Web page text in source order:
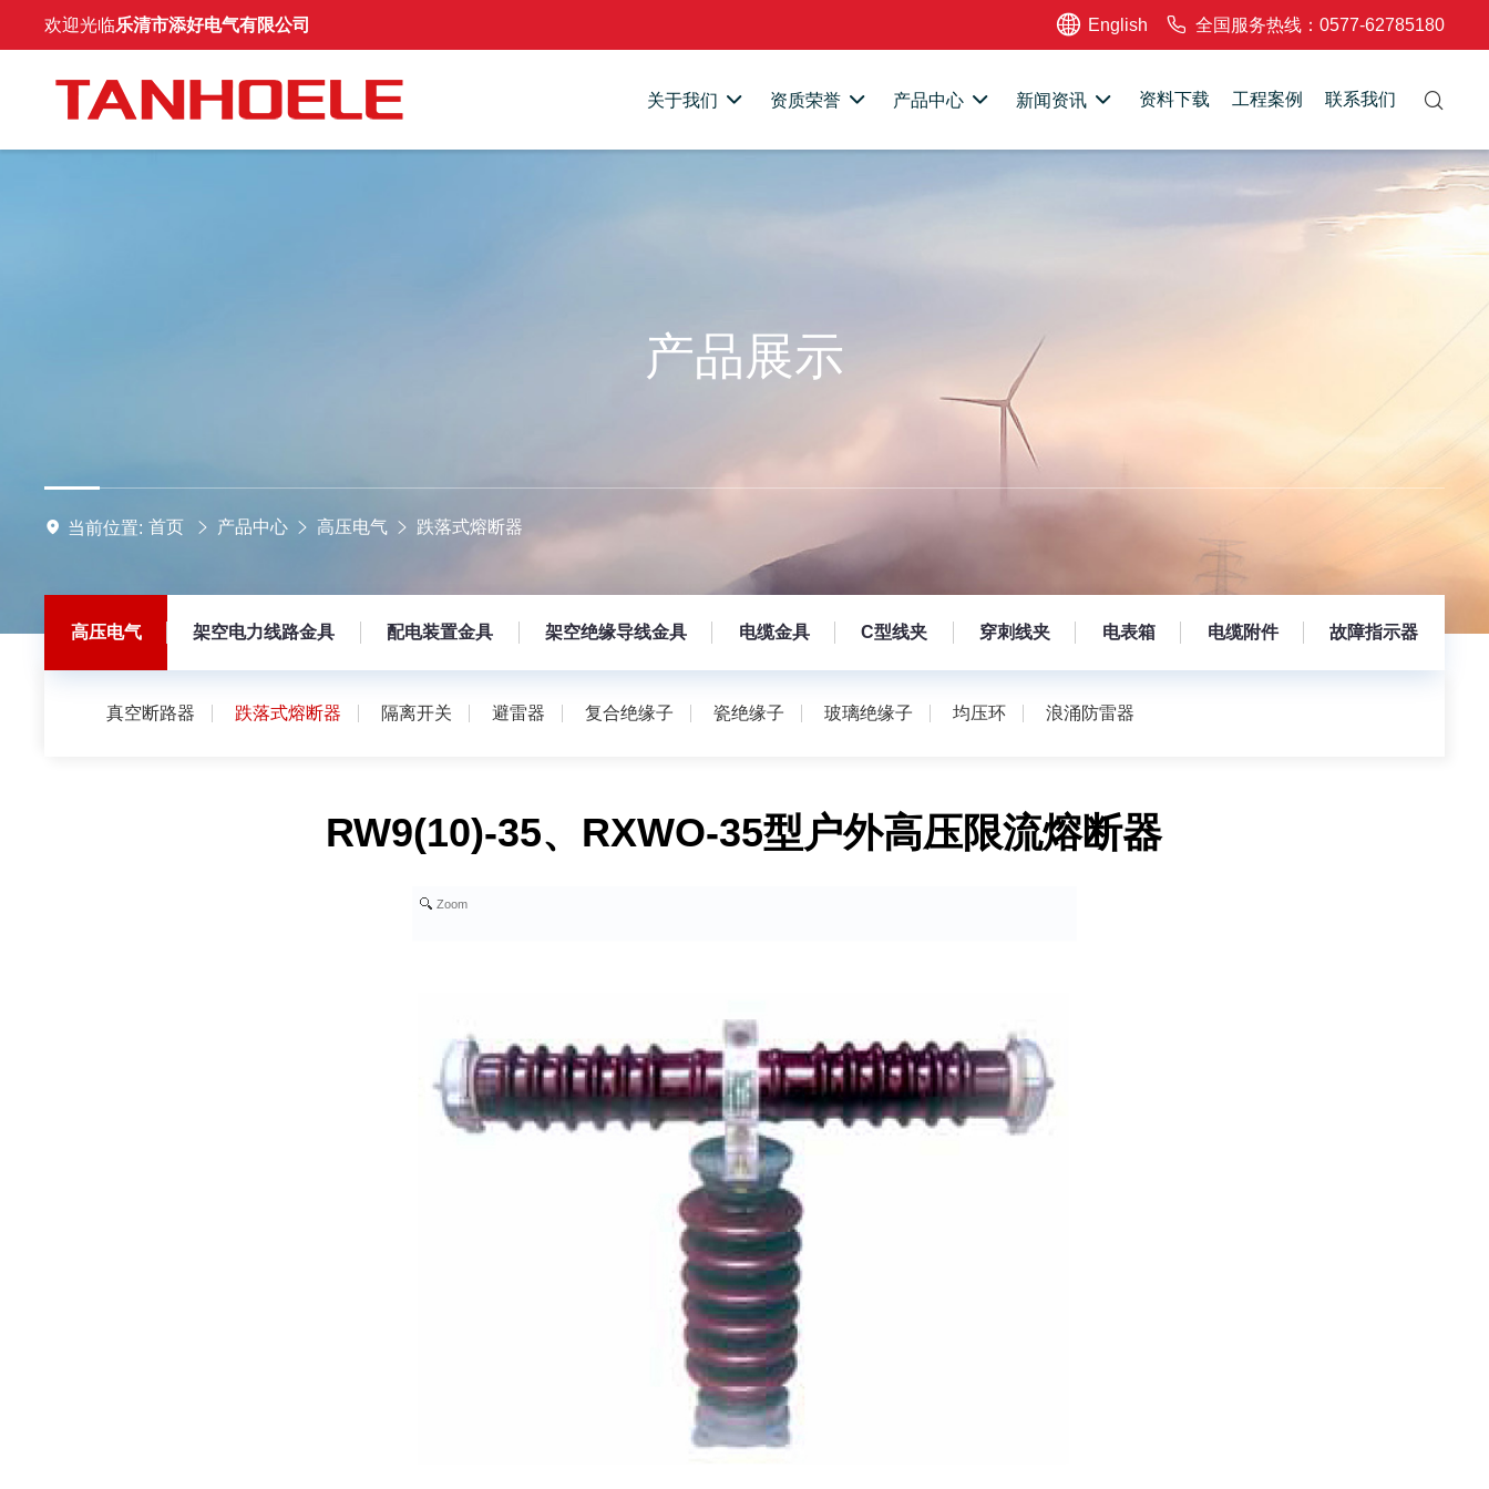
欢迎光临乐清市添好电气有限公司 English 全国服务热线：0577-62785180
关于我们 资质荣誉 产品中心 新闻资讯 资料下载 工程案例 联系我们
产品展示
当前位置: 首页 产品中心 高压电气 跌落式熔断器
高压电气 架空电力线路金具 配电装置金具 架空绝缘导线金具 电缆金具 C型线夹 穿刺线夹 电表箱 电缆附件 故障指示器
真空断路器 跌落式熔断器 隔离开关 避雷器 复合绝缘子 瓷绝缘子 玻璃绝缘子 均压环 浪涌防雷器
RW9(10)-35、RXWO-35型户外高压限流熔断器
Zoom